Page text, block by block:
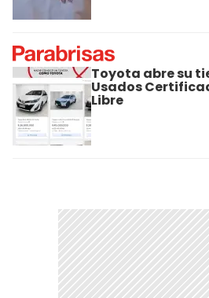
Toyota abre su
Usados
Libre